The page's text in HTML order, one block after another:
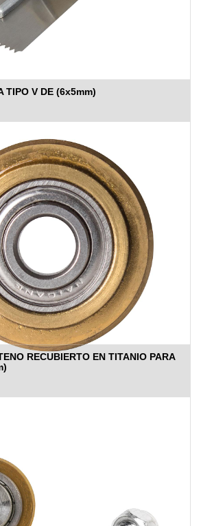
TIPO V DE (6x5mm)
RECUBIERTO EN TITANIO PARA